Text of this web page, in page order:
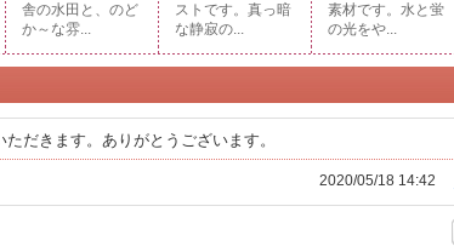
舎の水田と、のど
か～な雰...
ストです。真っ暗
な静寂の...
素材です。水と蛍
の光をや...
だきます。ありがとうございます。
2020/05/18 14:42